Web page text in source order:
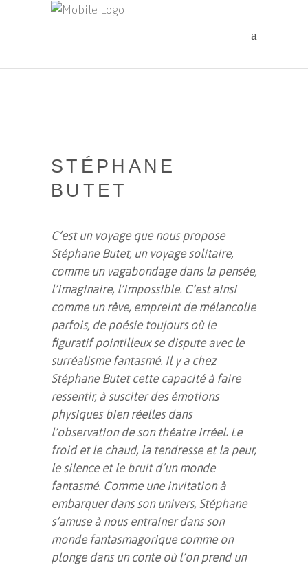
STÉPHANE
BUTET
C’est un voyage que nous propose
Stéphane Butet, un voyage solitaire,
comme un vagabondage dans la pensée,
l’imaginaire, l’impossible. C’est ainsi
comme un rêve, empreint de mélancolie
parfois, de poésie toujours où le
figuratif pointilleux se dispute avec le
surréalisme fantasmé. Il y a chez
Stéphane Butet cette capacité à faire
ressentir, à susciter des émotions
physiques bien réelles dans
l’observation de son théatre irréel. Le
froid et le chaud, la tendresse et la peur,
le silence et le bruit d’un monde
fantasmé. Comme une invitation à
embarquer dans son univers, Stéphane
s’amuse à nous entrainer dans son
monde fantasmagorique comme on
plonge dans un conte où l’on prend un